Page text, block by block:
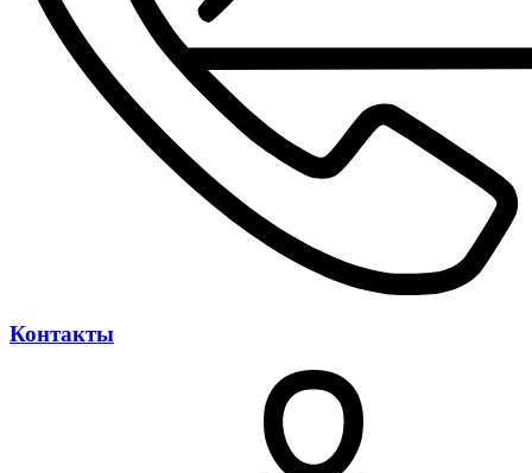
Контакты